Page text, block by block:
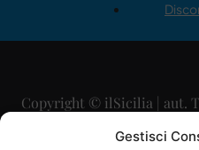
Gestisci
Copyright © ilSicilia | aut.
29/